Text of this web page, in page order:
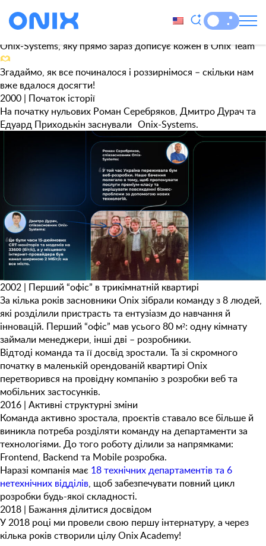
Січень – час нових починань! А для нас – ще й нагадування
про великий старт. Адже 25 років тому почалася історія
Onix-Systems, яку прямо зараз дописує кожен в Onix Team
Згадаймо, як все починалося і роззирнімося – скільки нам
вже вдалося досягти!
2000 | Початок історії
На початку нульових Роман Серебряков, Дмитро Дурач та
Едуард Приходькін заснували Onix-Systems.
2002 | Перший “офіс” в трикімнатній квартирі
За кілька років засновники Onix зібрали команду з 8 людей,
які розділили пристрасть та ентузіазм до навчання й
інновацій. Перший “офіс” мав усього 80 м²: одну кімнату
займали менеджери, інші дві – розробники.
Відтоді команда та її досвід зростали. Та зі скромного
початку в маленькій орендованій квартирі Onix
перетворився на провідну компанію з розробки веб та
мобільних застосунків.
2016 | Активні структурні зміни
Команда активно зростала, проєктів ставало все більше й
виникла потреба розділяти команду на департаменти за
технологіями. До того роботу ділили за напрямками:
Frontend, Backend та Mobile розробка.
Наразі компанія має 18 технічних департаментів та 6
нетехнічних відділів, щоб забезпечувати повний цикл
розробки будь-якої складності.
2018 | Бажання ділитися досвідом
У 2018 році ми провели свою першу інтернатуру, а через
кілька років створили цілу Onix Academy!